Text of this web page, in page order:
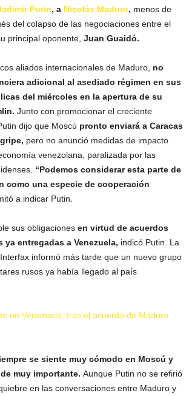
Putin, a Nicolás Maduro, menos de
del colapso de las negociaciones entre el
principal oponente, Juan Guaidó.
aliados internacionales de Maduro, no
adicional al asediado régimen en sus
del miércoles en la apertura de su
Junto con promocionar el creciente
dijo que Moscú pronto enviará a Caracas
pero no anunció medidas de impacto
venezolana, paralizada por las
“Podemos considerar esta parte de
como una especie de cooperación
a indicar Putin.
sus obligaciones en virtud de acuerdos
ya entregadas a Venezuela, indicó Putin. La
informó más tarde que un nuevo grupo
rusos ya había llegado al país
en Venezuela, tras el acuerdo de Maduro
se siente muy cómodo en Moscú y
muy importante. Aunque Putin no se refirió
en las conversaciones entre Maduro y